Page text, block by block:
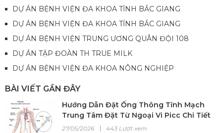
DỰ ÁN BỆNH VIỆN ĐA KHOA TỈNH BẮC GIANG
DỰ ÁN BỆNH VIỆN ĐA KHOA TỈNH BẮC GIANG
DỰ ÁN BỆNH VIỆN TRUNG ƯƠNG QUÂN ĐỘI 108
DỰ ÁN TẬP ĐOÀN TH TRUE MILK
DỰ ÁN BỆNH VIỆN ĐA KHOA NÔNG NGHIỆP
BÀI VIẾT GẦN ĐÂY
Hướng Dẫn Đặt Ống Thông Tĩnh Mạch
Trung Tâm Đặt Từ Ngoại Vi Picc Chi Tiết
27/05/2026 443 Lượt xem